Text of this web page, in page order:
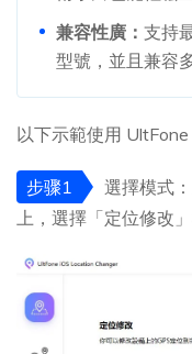
兼容性廣： 支持
型號，並且兼容
以下示範使用
步骤1
選擇模式
上，選擇「定位修改